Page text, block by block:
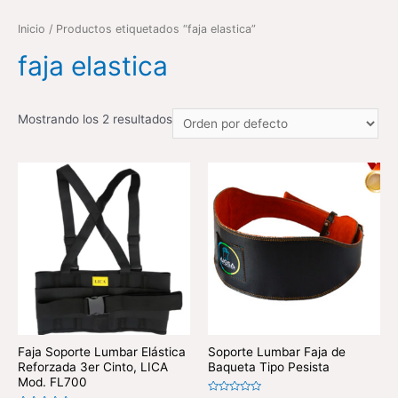
Inicio / Productos etiquetados “faja elastica”
faja elastica
Mostrando los 2 resultados
Faja Soporte Lumbar Elástica
Reforzada 3er Cinto, LICA
Mod. FL700
Soporte Lumbar Faja de
Baqueta Tipo Pesista